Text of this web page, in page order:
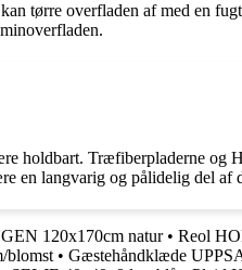
tørre overfladen af med en
holdbart. Træfiberpladerne
en langvarig og pålidelig del af
120x170cm natur• Reol
blomst • Gæstehåndklæde